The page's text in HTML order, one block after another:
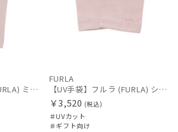
【UV手袋】フルラ (FURLA) ミディアム ＵＶ手袋 ロゴ刺繍 指切り
FURLA
【UV手袋】フルラ (FURLA) ショート ＵＶ手袋 ロゴ刺繍 指無し
￥3,520 (税込)
＃UVカット
＃ギフト向け